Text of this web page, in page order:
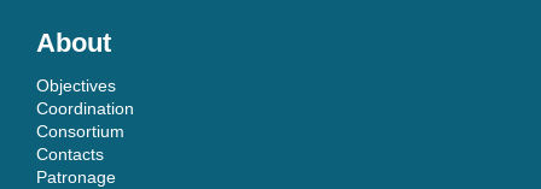
About
Objectives
Coordination
Consortium
Contacts
Patronage